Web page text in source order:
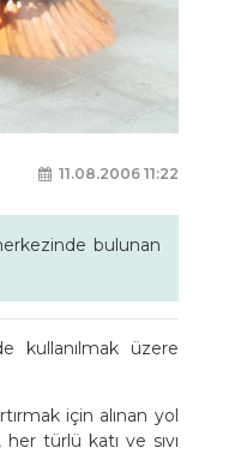
11.08.2006 11:22
bulunan
kullanılmak üzere
için alınan yol
türlü katı ve sıvı